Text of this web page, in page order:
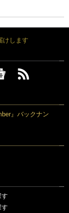
けします
』バックナン
す
す